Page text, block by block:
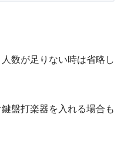
数が足りない時は省略し
盤打楽器を入れる場合も